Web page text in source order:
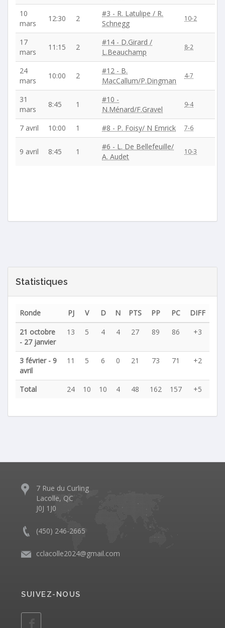
10
mars
12:30 2
#3 - R. Latulipe / R.
Schnegg
10-2
17
mars
11:15 2
#14 - D.Girard /
L.Beauchamp
8-2
24
mars
10:00 2
#12 - B.
MacCallum/P.Dingman
4-7
31
mars
8:45 1
#10 -
N.Ménard/F.Gravel
9-4
7 avril 10:00 1 #8 - P. Foisy/ N Emrick 7-6
9 avril 8:45 1
#6 - L. De Bellefeuille/
A. Audet
10-3
Statistiques
Ronde PJ V D N PTS PP PC
DIFF
21 octobre
- 27 janvier
13 5 4 4 27 89 86 +3
3 février - 9
avril
11 5 6 0 21 73 71 +2
Total 24 10 10 4 48 162 157 +5
7 Rue du Curling
Lacolle, QC
J0J 1J0
(450) 246-2665
cclacolle2024@gmail.com
SUIVEZ-NOUS